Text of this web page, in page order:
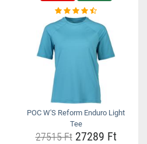
POC W'S Reform Enduro Light
Tee
27515 Ft27289 Ft